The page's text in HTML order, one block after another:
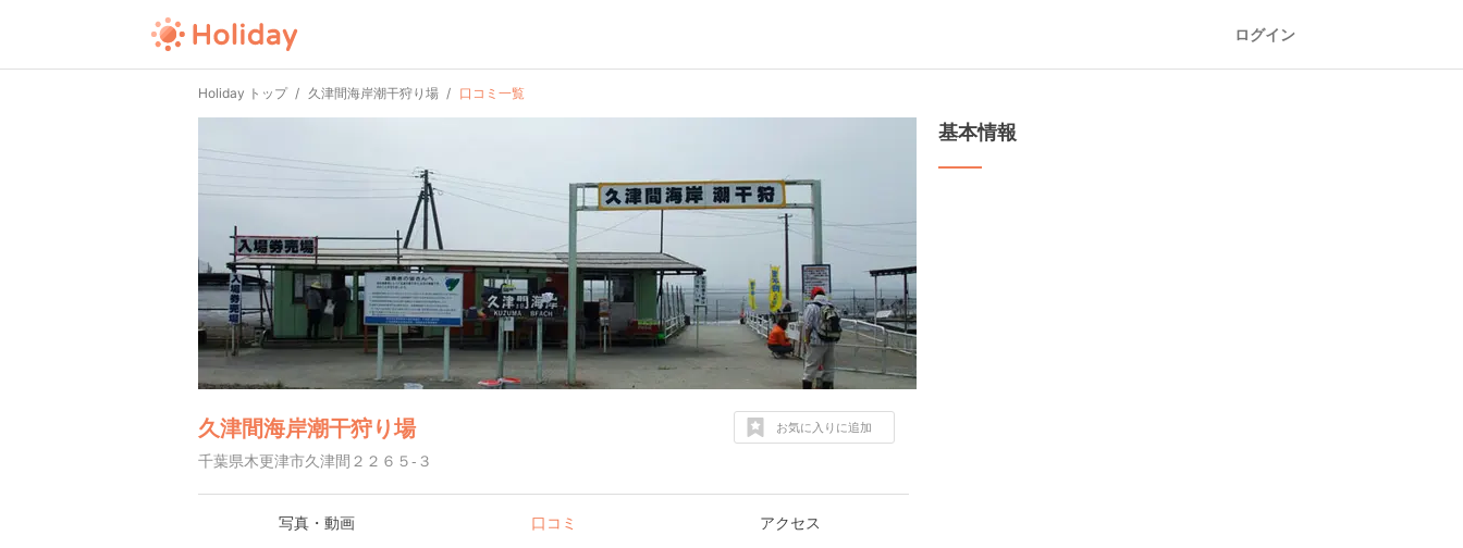
ログイン
Holiday トップ 久津間海岸潮干狩り場 口コミ一覧
久津間海岸潮干狩り場
千葉県木更津市久津間２２６５-３
お気に入りに追加
写真・動画 口コミ アクセス
基本情報